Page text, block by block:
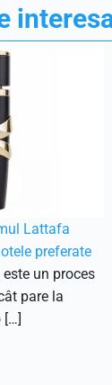
Lattafa
preferate
un proces
pare la
[…]